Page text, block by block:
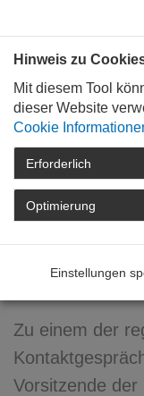
STARTSEITE
Zu einem der
Vorsitzende
Hinweis zu
Mit diesem Tool
dieser Website
Cookie
Erforderlich
Optimierung
Einstellungen